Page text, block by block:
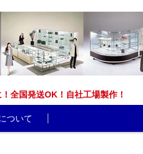
全国発送OK！自社工場製作！
ついて